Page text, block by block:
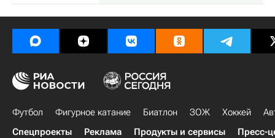
Футбол Фигурное катание Биатлон ЗОЖ Хоккей
Спецпроекты
Реклама Продукты и сервисы Пресс-